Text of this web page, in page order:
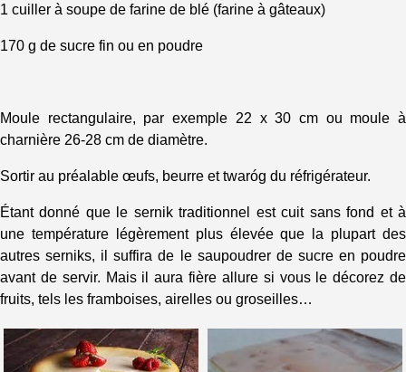
1 cuiller à soupe de farine de blé (farine à gâteaux)
170 g de sucre fin ou en poudre
Moule rectangulaire, par exemple 22 x 30 cm ou moule à
charnière 26-28 cm de diamètre.
Sortir au préalable œufs, beurre et twaróg du réfrigérateur.
Étant donné que le sernik traditionnel est cuit sans fond et à
une température légèrement plus élevée que la plupart des
autres serniks, il suffira de le saupoudrer de sucre en poudre
avant de servir. Mais il aura fière allure si vous le décorez de
fruits, tels les framboises, airelles ou groseilles…